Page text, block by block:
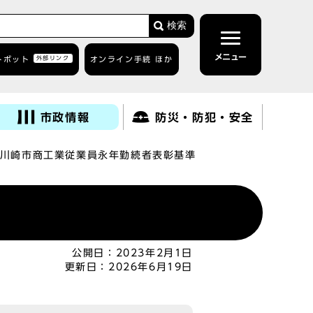
検索
ボット 外部リンク オンライン手続 ほか メニュー
市政情報 防災・防犯・安全
崎市商工業従業員永年勤続者表彰基準
公開日：
2023年2月1日
更新日： 2026年6月19日